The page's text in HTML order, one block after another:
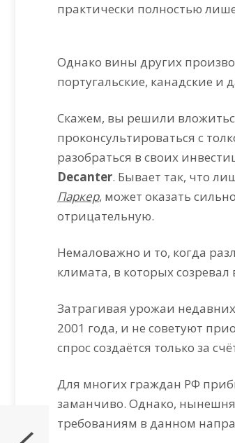
практически полностью
Однако вины других
португальские, канадские и
Скажем, вы решили
проконсультироваться с
разобраться в своих
Decanter. Бывает так, что
Паркер, может оказать
отрицательную.
Немаловажно и то, когда
климата, в которых созревал
Затрагивая урожаи
2001 года, и не советуют
спрос создаётся только за
Для многих граждан РФ
заманчиво. Однако,
требованиям в данном